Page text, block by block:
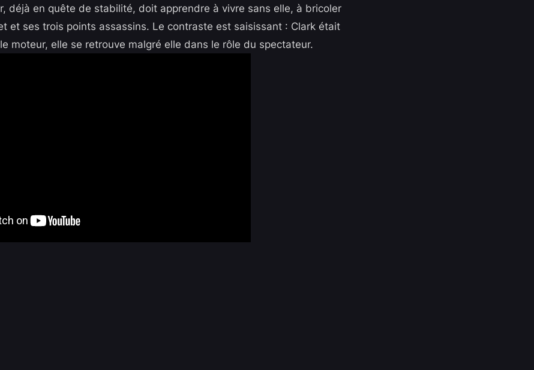
déjà en quête de stabilité, doit apprendre à vivre sans elle, à bricoler
et ses trois points assassins. Le contraste est saisissant : Clark était
moteur, elle se retrouve malgré elle dans le rôle du spectateur.